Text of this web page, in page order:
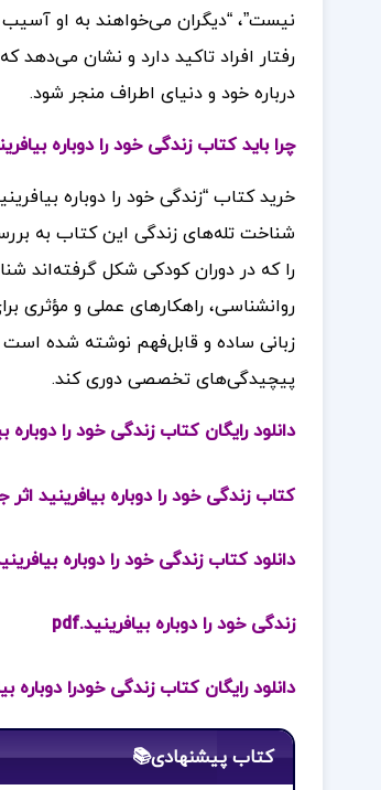
نیست”، “دیگران می‌خواهند به او
رفتار افراد تاکید دارد و نشان می‌دهد
درباره خود و دنیای اطراف منجر شود.
چرا باید کتاب زندگی خود را دوباره
خرید کتاب “زندگی خود را دوباره
را که در دوران کودکی شکل گرفته‌اند
روانشناسی، راهکارهای عملی و مؤثری
زبانی ساده و قابل‌فهم نوشته شده
پیچیدگی‌های تخصصی دوری کند.
دانلود رایگان کتاب زندگی خود را دوباره
کتاب زندگی خود را دوباره بیافرینید
دانلود کتاب زندگی خود را دوباره
زندگی خود را دوباره بیافرینید.pdf
دانلود رایگان کتاب زندگی خودرا دوباره
کتاب پیشنهادی📚